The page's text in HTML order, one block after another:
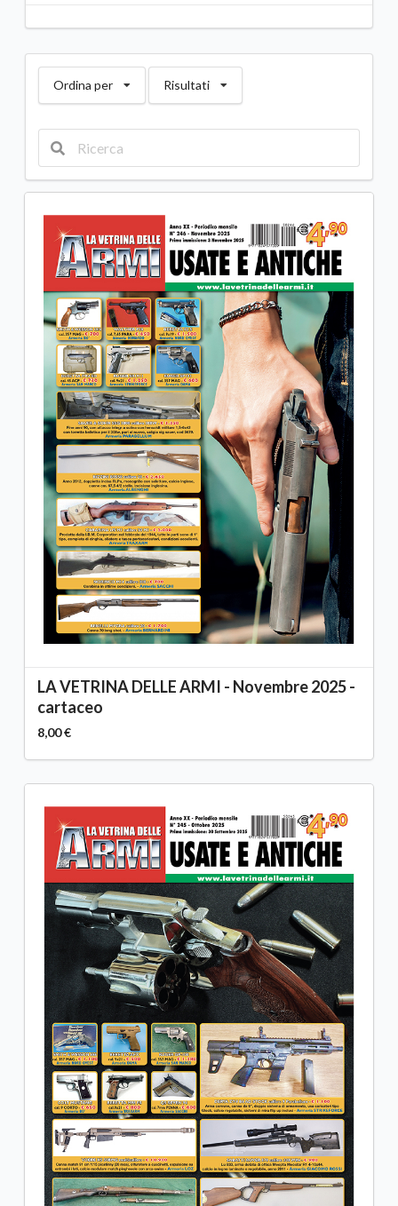
Ordina per Risultati
LA VETRINA DELLE ARMI - Novembre 2025 -
cartaceo
8,00 €